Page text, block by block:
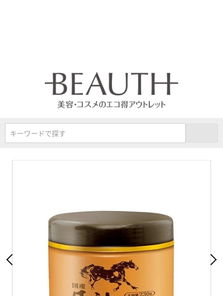
キーワードで探す